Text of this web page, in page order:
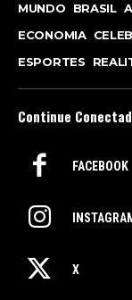
MUNDO BRASIL
ECONOMIA
ESPORTES
Continue
FACEBOOK
X